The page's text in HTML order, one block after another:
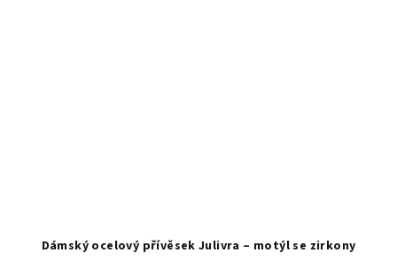
Dámský ocelový přívěsek Julivra – motýl se zirkony